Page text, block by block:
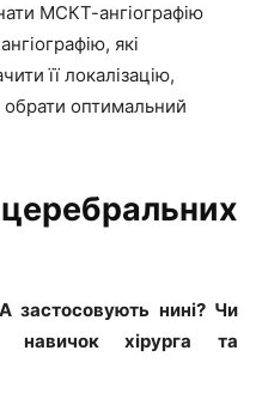
МСКТ-ангіографію
які
її локалізацію,
обрати оптимальний
застосовують нині? Чи
навичок хірурга та